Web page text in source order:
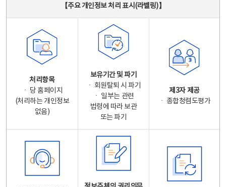
【주요 개인정보 처리 표시(라벨링)】
처리항목
ㆍ 당 홈페이지
(처리하는 개인정보
없음)
보유기간 및 파기
ㆍ 회원탈퇴 시 파기
ㆍ 일부는 관련
법령에 따라 보관
또는 파기
제3자 제공
ㆍ 종합청렴도평가